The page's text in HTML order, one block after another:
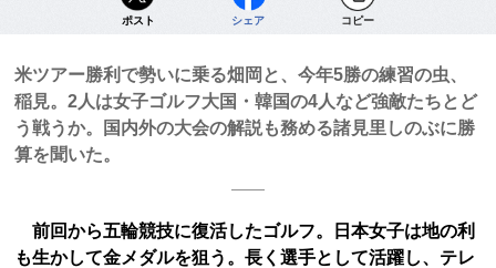
ポスト シェア コピー
米ツアー勝利で勢いに乗る畑岡と、今年5勝の練習の虫、
稲見。2人は女子ゴルフ大国・韓国の4人など強敵たちとど
う戦うか。国内外の大会の解説も務める諸見里しのぶに勝
算を聞いた。
前回から五輪競技に復活したゴルフ。日本女子は地の利
も生かして金メダルを狙う。長く選手として活躍し、テレ